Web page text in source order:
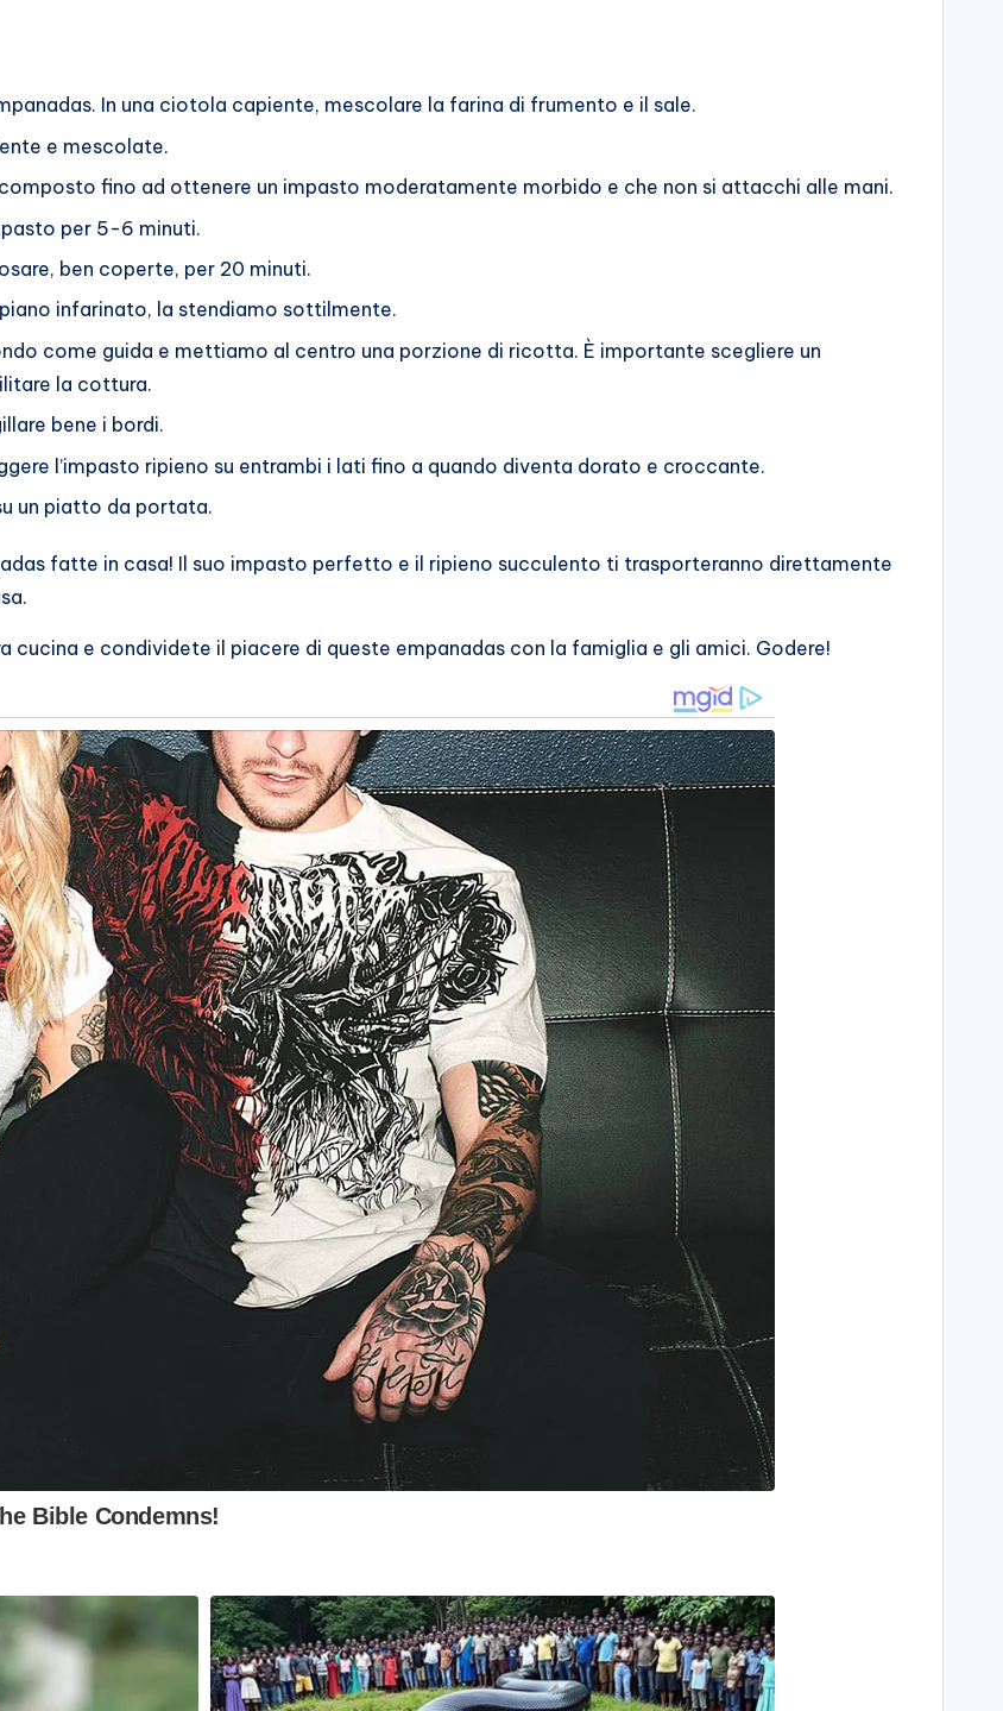
In una ciotola capiente, mescolare la farina di frumento e il sale.
e mescolate.
fino ad ottenere un impasto moderatamente morbido e che non si attacchi alle mani.
per 5-6 minuti.
ben coperte, per 20 minuti.
infarinato, la stendiamo sottilmente.
come guida e mettiamo al centro una porzione di ricotta. È importante scegliere un
la cottura.
bene i bordi.
l’impasto ripieno su entrambi i lati fino a quando diventa dorato e croccante.
un piatto da portata.
fatte in casa! Il suo impasto perfetto e il ripieno succulento ti trasporteranno direttamente
e condividete il piacere di queste empanadas con la famiglia e gli amici. Godere!